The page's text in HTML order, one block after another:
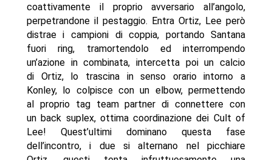
coattivamente il proprio avversario all’angolo,
perpetrandone il pestaggio. Entra Ortiz, Lee però
distrae i campioni di coppia, portando Santana
fuori ring, tramortendolo ed interrompendo
un’azione in combinata, intercetta poi un calcio
di Ortiz, lo trascina in senso orario intorno a
Konley, lo colpisce con un elbow, permettendo
al proprio tag team partner di connettere con
un back suplex, ottima coordinazione dei Cult of
Lee! Quest’ultimi dominano questa fase
dell’incontro, i due si alternano nel picchiare